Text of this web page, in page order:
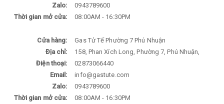
Zalo:
0943789600
Thời gian mở cửa:
08:00AM - 16:30PM
Cửa hàng:
Gas Tử Tế Phường 7 Phú Nhuận
Địa chỉ:
158, Phan Xích Long, Phường 7, Phú Nhuận,
Điện thoại:
02873066440
Email:
info@gastute.com
Zalo:
0943789600
Thời gian mở cửa:
08:00AM - 16:30PM